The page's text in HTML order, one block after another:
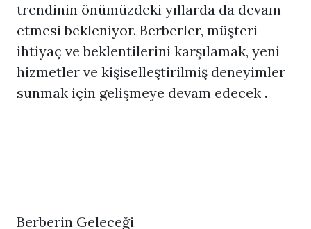
trendinin önümüzdeki yıllarda da devam
etmesi bekleniyor. Berberler, müşteri
ihtiyaç ve beklentilerini karşılamak, yeni
hizmetler ve kişiselleştirilmiş deneyimler
sunmak için gelişmeye devam edecek .
Berberin Geleceği